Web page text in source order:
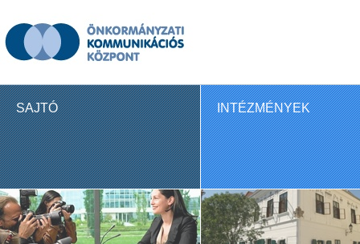
SAJTÓ INTÉZMÉNYEK